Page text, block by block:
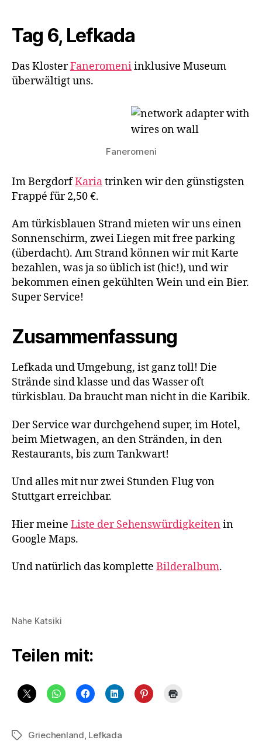
Tag 6, Lefkada
Das KlosterFaneromeniinklusive Museum
überwältigt uns.
Faneromeni
Im BergdorfKariatrinken wir den günstigsten
Frappé für 2,50 €.
Am türkisblauen Strand mieten wir uns einen
Sonnenschirm, zwei Liegen mit free parking
(überdacht). Am Strand können wir mit Karte
bezahlen, was ja so üblich ist (hic!), und wir
bekommen einen gekühlten Wein und ein Bier.
Super Service!
Zusammenfassung
Lefkada und Umgebung, ist ganz toll! Die
Strände sind klasse und das Wasser oft
türkisblau. Da braucht man nicht in die Karibik.
Der Service war durchgehend super, im Hotel,
beim Mietwagen, an den Stränden, in den
Restaurants, bis zum Tankwart!
Und alles mit nur zwei Stunden Flug von
Stuttgart erreichbar.
Hier meine Liste der Sehenswürdigkeiten in
Google Maps.
Und natürlich das komplette Bilderalbum.
Nahe Katsiki
Teilen mit:
Schlagwörter
Griechenland, Lefkada